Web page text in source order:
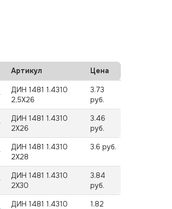
Артикул Цена
ДИН 1481 1.4310
2,5X26
3.73
руб.
ДИН 1481 1.4310
2X26
3.46
руб.
ДИН 1481 1.4310
2X28
3.6 руб.
ДИН 1481 1.4310
2X30
3.84
руб.
ДИН 1481 1.4310
1.82